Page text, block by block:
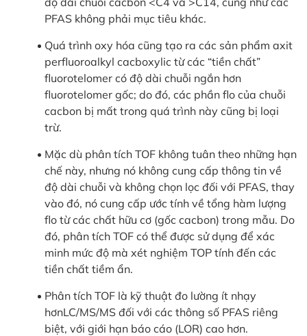
PFAS không phải mục tiêu khác.
Quá trình oxy hóa cũng tạo ra các sản phẩm axit
perfluoroalkyl cacboxylic từ các “tiền chất”
fluorotelomer có độ dài chuỗi ngắn hơn
fluorotelomer gốc; do đó, các phần flo của chuỗi
cacbon bị mất trong quá trình này cũng bị loại
trừ.
Mặc dù phân tích TOF không tuân theo những hạn
chế này, nhưng nó không cung cấp thông tin về
độ dài chuỗi và không chọn lọc đối với PFAS, thay
vào đó, nó cung cấp ước tính về tổng hàm lượng
flo từ các chất hữu cơ (gốc cacbon) trong mẫu. Do
đó, phân tích TOF có thể được sử dụng để xác
minh mức độ mà xét nghiệm TOP tính đến các
tiền chất tiềm ẩn.
Phân tích TOF là kỹ thuật đo lường ít nhạy
hơnLC/MS/MS đối với các thông số PFAS riêng
biệt, với giới hạn báo cáo (LOR) cao hơn.